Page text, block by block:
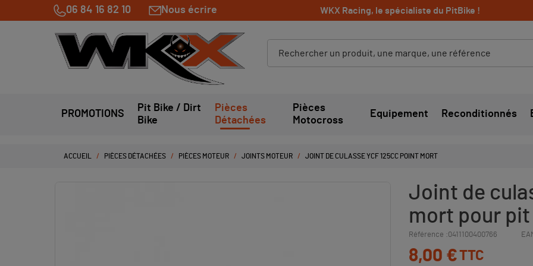
06 84 16 82 10 Nous écrire WKX Racing, le spécialiste du PitBike !
PROMOTIONS
Pit Bike / Dirt
Bike
Pièces
Détachées
Pièces
Motocross
Equipement Reconditionnés
ACCUEIL PIÈCES DÉTACHÉES PIÈCES MOTEUR JOINTS MOTEUR JOINT DE CULASSE YCF 125CC POINT MORT
Joint de
mort pour
Référence :0411100400766
8,00 €TTC